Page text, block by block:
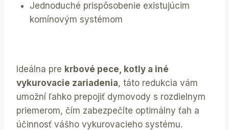
Jednoduché prispôsobenie existujúcim
komínovým systémom
Ideálna pre krbové pece, kotly a iné
vykurovacie zariadenia, táto redukcia vám
umožní ľahko prepojiť dymovody s rozdielnym
priemerom, čím zabezpečíte optimálny ťah a
účinnosť vášho vykurovacieho systému.